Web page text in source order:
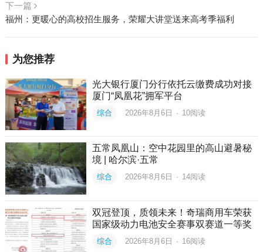
下一篇
福州：更暖心的高校招生服务，荣耀大讲堂送来高考季福利
为您推荐
光大银行厦门分行依托云缴费成功对接
厦门“凤凰花”拥军平台
综合 2026年8月6日 · 10阅读
五常凤凰山：空中花园里的高山避暑秘
境 | 哈尔滨·五常
综合 2026年8月6日 · 14阅读
双冠登顶，质领未来！奇瑞商用车荣获
国家级动力电池安全赛事双赛道一等奖
综合 2026年8月6日 · 16阅读